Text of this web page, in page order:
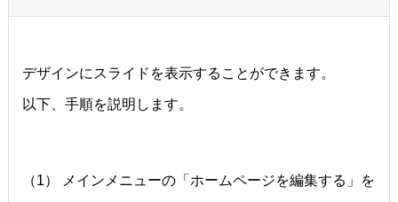
デザインにスライドを表示することができます。
以下、手順を説明します。
（1） メインメニューの「ホームページを編集する」を